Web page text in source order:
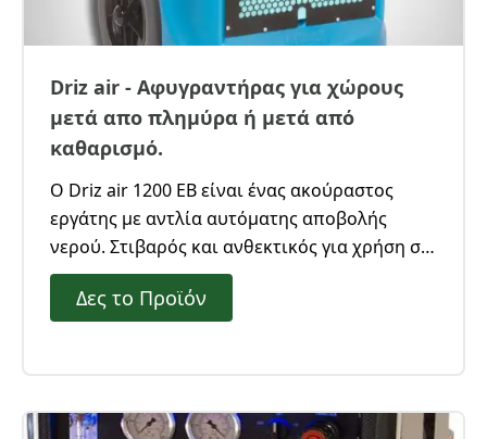
Driz air - Αφυγραντήρας για χώρους
μετά απο πλημύρα ή μετά από
καθαρισμό.
Ο Driz air 1200 EB είναι ένας ακούραστος
εργάτης με αντλία αυτόματης αποβολής
νερού. Στιβαρός και ανθεκτικός για χρήση σε
χώρους ή μεταφορικά μέσα.
Δες το Προϊόν